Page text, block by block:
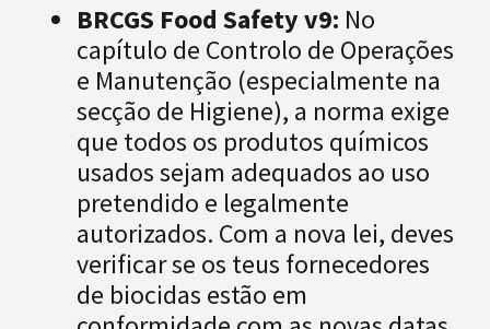
BRCGS Food Safety v9: No
capítulo de Controlo de Operações
e Manutenção (especialmente na
secção de Higiene), a norma exige
que todos os produtos químicos
usados sejam adequados ao uso
pretendido e legalmente
autorizados. Com a nova lei, deves
verificar se os teus fornecedores
de biocidas estão em